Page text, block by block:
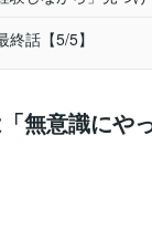
話【5/5】
無意識にや